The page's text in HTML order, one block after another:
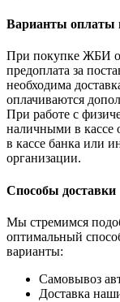
Варианты оплаты
При покупке ЖБИ
предоплата за
необходима
оплачиваются
При работе с
наличными в кассе
в кассе банка или
организации.
Способы доставки
Мы стремимся
оптимальный
варианты:
Самовывоз
Доставка